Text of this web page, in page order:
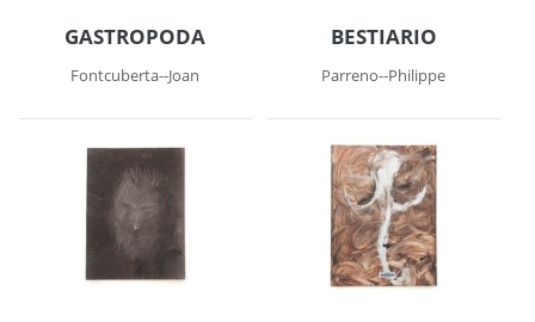
GASTROPODA
Fontcuberta--Joan
BESTIARIO
Parreno--Philippe